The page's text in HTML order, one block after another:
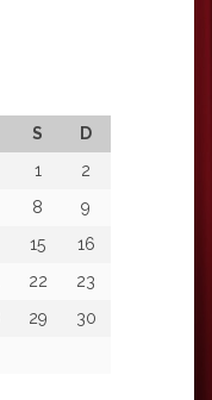
S
D
1
2
8
9
15
16
22
23
29
30